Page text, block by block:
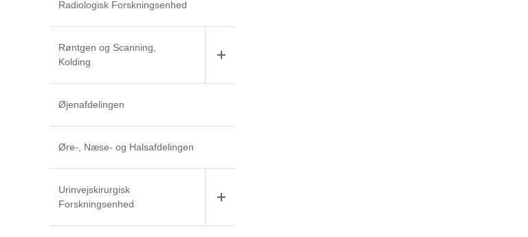
Radiologisk Forskningsenhed
Røntgen og Scanning,
Kolding
Øjenafdelingen
Øre-, Næse- og Halsafdelingen
Urinvejskirurgisk
Forskningsenhed